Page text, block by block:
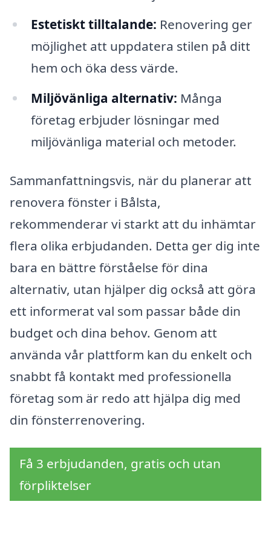
Estetiskt tilltalande: Renovering ger
möjlighet att uppdatera stilen på ditt
hem och öka dess värde.
Miljövänliga alternativ: Många
företag erbjuder lösningar med
miljövänliga material och metoder.
Sammanfattningsvis, när du planerar att
renovera fönster i Bålsta,
rekommenderar vi starkt att du inhämtar
flera olika erbjudanden. Detta ger dig inte
bara en bättre förståelse för dina
alternativ, utan hjälper dig också att göra
ett informerat val som passar både din
budget och dina behov. Genom att
använda vår plattform kan du enkelt och
snabbt få kontakt med professionella
företag som är redo att hjälpa dig med
din fönsterrenovering.
Få 3 erbjudanden, gratis och utan
förpliktelser